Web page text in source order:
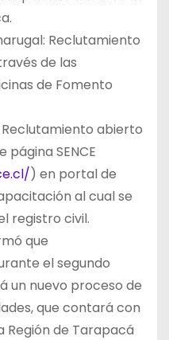
Reclutamiento
de las
de Fomento
Reclutamiento abierto
SENCE
) en portal de
al cual se
registro civil.
que
el segundo
un nuevo proceso de
que contará con
Región de Tarapacá